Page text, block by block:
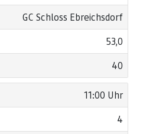
GC Schloss Ebreichsdorf
53,0
40
11:00 Uhr
4